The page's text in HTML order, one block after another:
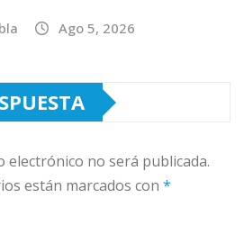
Ago 5, 2026
electrónico no será publicada.
están marcados con *